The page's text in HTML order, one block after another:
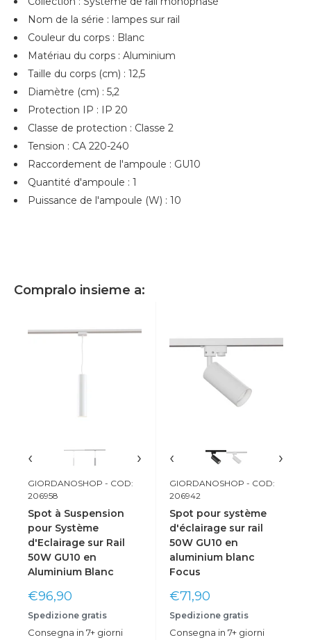
Nom de la série : lampes sur rail
Couleur du corps : Blanc
Matériau du corps : Aluminium
Taille du corps (cm) : 12,5
Diamètre (cm) : 5,2
Protection IP : IP 20
Classe de protection : Classe 2
Tension : CA 220-240
Raccordement de l'ampoule : GU10
Quantité d'ampoule : 1
Puissance de l'ampoule (W) : 10
Compralo insieme a:
‹ ›
GIORDANOSHOP - COD:
206958
Spot à Suspension
pour Système
d'Eclairage sur Rail
50W GU10 en
Aluminium Blanc
Prix
réduit
€96,90
Spedizione gratis
Consegna in 7+ giorni
‹ ›
GIORDANOSHOP - COD:
206942
Spot pour système
d'éclairage sur rail
50W GU10 en
aluminium blanc
Focus
Prix
réduit
€71,90
Spedizione gratis
Consegna in 7+ giorni